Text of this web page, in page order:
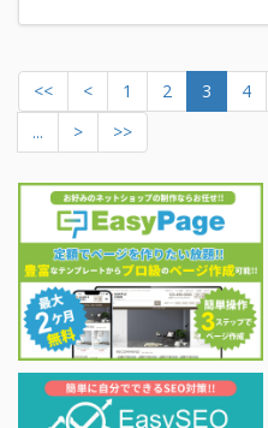
<< < 1 2 3 4
...
> >>